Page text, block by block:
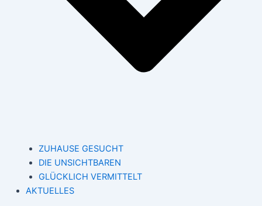
ZUHAUSE GESUCHT
DIE UNSICHTBAREN
GLÜCKLICH VERMITTELT
AKTUELLES